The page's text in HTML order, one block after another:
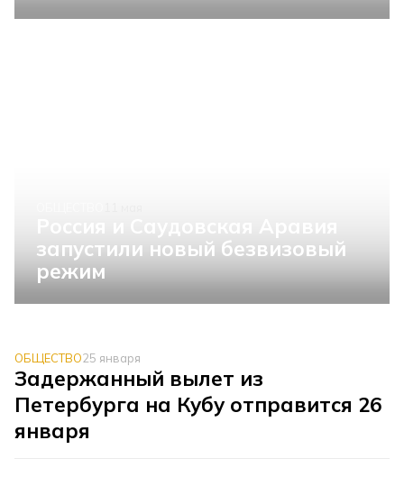
запустили новый безвизовый
режим
ОБЩЕСТВО25 января
Задержанный вылет из
Петербурга на Кубу отправится 26
января